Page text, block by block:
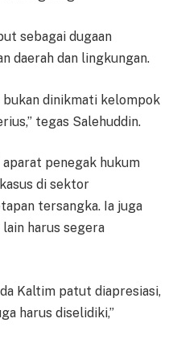
sebagai dugaan
daerah dan lingkungan.
dinikmati kelompok
tegas Salehuddin.
penegak hukum
di sektor
tersangka. Ia juga
harus segera
Kaltim patut diapresiasi,
harus diselidiki,”